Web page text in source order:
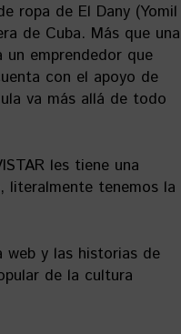
ropa de El Dany (Yomil
de Cuba. Más que una
emprendedor que
con el apoyo de
va más allá de todo
les tiene una
literalmente tenemos la
y las historias de
de la cultura